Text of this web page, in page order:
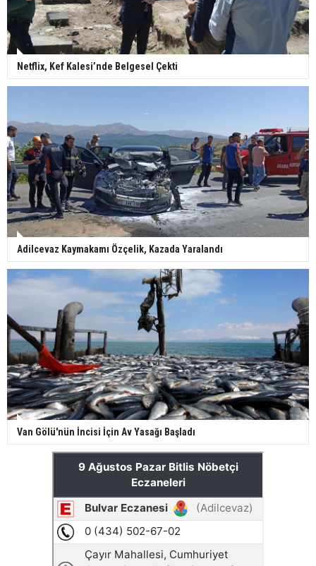
Netflix, Kef Kalesi’nde Belgesel Çekti
Adilcevaz Kaymakamı Özçelik, Kazada Yaralandı
Van Gölü'nün İncisi İçin Av Yasağı Başladı